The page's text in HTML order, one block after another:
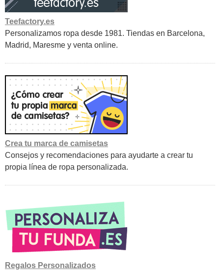
Teefactory.es
Personalizamos ropa desde 1981. Tiendas en Barcelona,
Madrid, Maresme y venta online.
Crea tu marca de camisetas
Consejos y recomendaciones para ayudarte a crear tu
propia línea de ropa personalizada.
Regalos Personalizados